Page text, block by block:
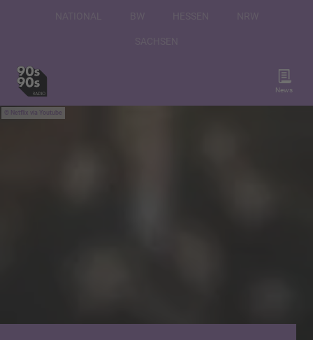
News
Netflix via Youtube